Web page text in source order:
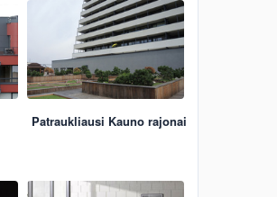
Patraukliausi Kauno rajonai